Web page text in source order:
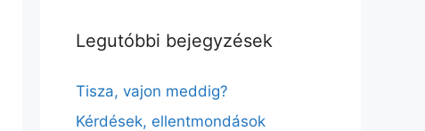
Legutóbbi bejegyzések
Tisza, vajon meddig?
Kérdések, ellentmondások